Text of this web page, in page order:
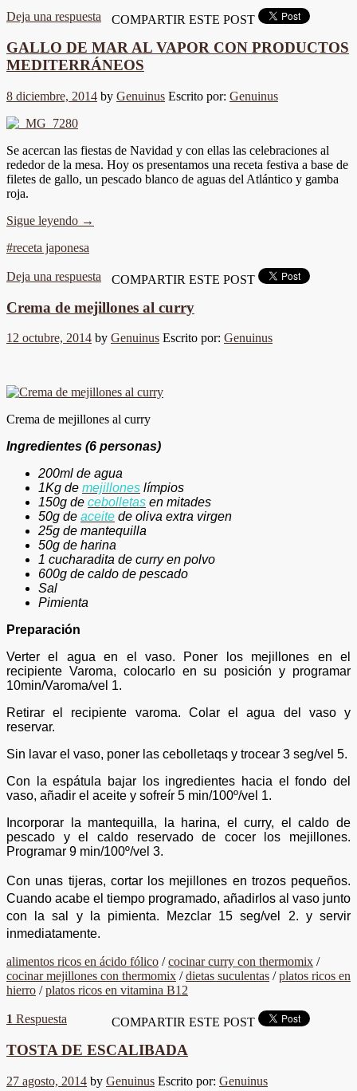
Deja una respuesta COMPARTIR ESTE POST
GALLO DE MAR AL VAPOR CON PRODUCTOS
MEDITERRÁNEOS
8 diciembre, 2014 by Genuinus Escrito por: Genuinus
Se acercan las fiestas de Navidad y con ellas las celebraciones al
rededor de la mesa. Hoy os presentamos una receta festiva a base de
filetes de gallo, un pescado blanco de aguas del Atlántico y gamba
roja.
Sigue leyendo →
#receta japonesa
Deja una respuesta COMPARTIR ESTE POST
Crema de mejillones al curry
12 octubre, 2014 by Genuinus Escrito por: Genuinus
Crema de mejillones al curry
Ingredientes (6 personas)
200ml de agua
1Kg de mejillones límpios
150g de cebolletas en mitades
50g de aceite de oliva extra virgen
25g de mantequilla
50g de harina
1 cucharadita de curry en polvo
600g de caldo de pescado
Sal
Pimienta
Preparación
Verter el agua en el vaso. Poner los mejillones en el
recipiente Varoma, colocarlo en su posición y programar
10min/Varoma/vel 1.
Retirar el recipiente varoma. Colar el agua del vaso y
reservar.
Sin lavar el vaso, poner las cebolletaqs y trocear 3 seg/vel 5.
Con la espátula bajar los ingredientes hacia el fondo del
vaso, añadir el aceite y sofreír 5 min/100º/vel 1.
Incorporar la mantequilla, la harina, el curry, el caldo de
pescado y el caldo reservado de cocer los mejillones.
Programar 9 min/100º/vel 3.
Con unas tijeras, cortar los mejillones en trozos pequeños.
Cuando acabe el tiempo programado, añadirlos al vaso junto
con la sal y la pimienta. Mezclar 15 seg/vel 2. y servir
inmediatamente.
alimentos ricos en ácido fólico /cocinar curry con thermomix /
cocinar mejillones con thermomix /dietas suculentas /platos ricos en
hierro /platos ricos en vitamina B12
1 Respuesta COMPARTIR ESTE POST
TOSTA DE ESCALIBADA
27 agosto, 2014 by Genuinus Escrito por: Genuinus